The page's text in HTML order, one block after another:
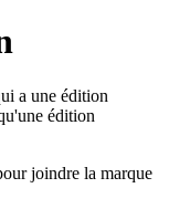
a une édition
édition
joindre la marque